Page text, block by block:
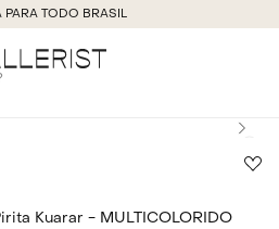
PARA TODO BRASIL
Kuarar - MULTICOLORIDO